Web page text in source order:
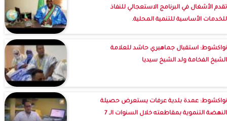
تقدم الأشغال في البرنامج الاستعجالي للنفاذ
للخدمات الأساسية للتنمية المحلية.
نواكشوط: استقبال جماهيري حاشد للعلامة
الشيخ الفخامة ولد الشيخ سيديا
نواكشوط: عمدة بلدية عرفات يستعرض حصيلة
النهضة التنموية بمقاطعته خلال السنوات الـ 7